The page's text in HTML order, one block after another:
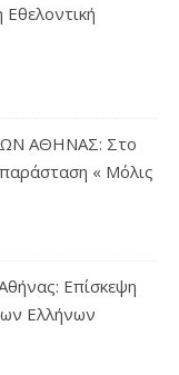
ΑΘΗΝΑΣ: Στο
« Μόλις
Επίσκεψη
Ελλήνων